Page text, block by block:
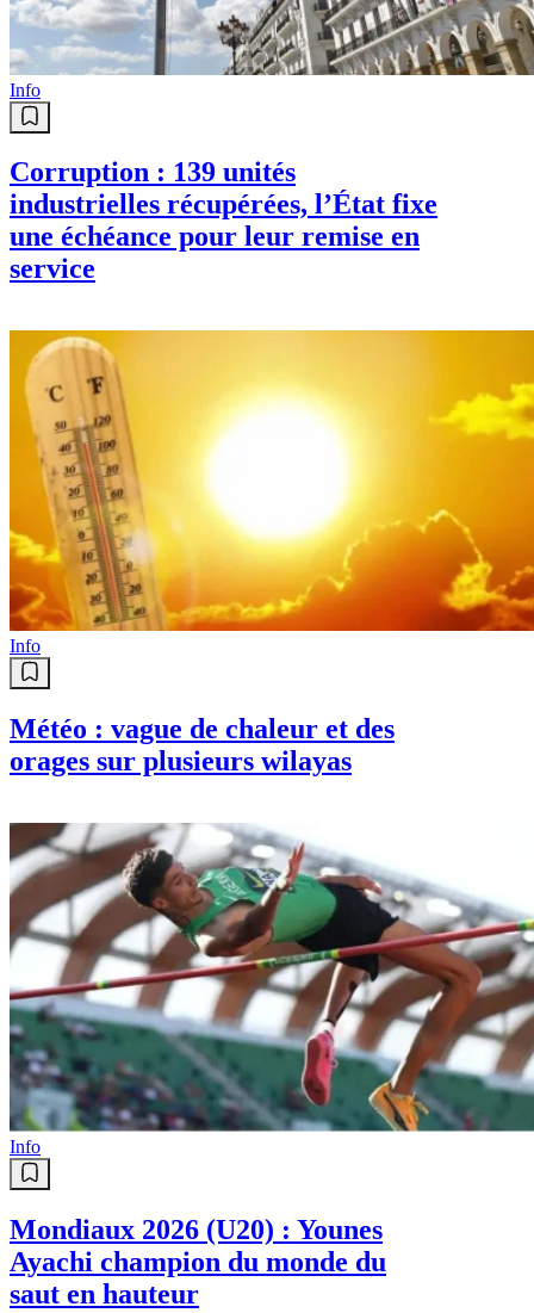
Info
Corruption : 139 unités
industrielles récupérées, l’État fixe
une échéance pour leur remise en
service
Météo : vague de chaleur et des
orages sur plusieurs wilayas